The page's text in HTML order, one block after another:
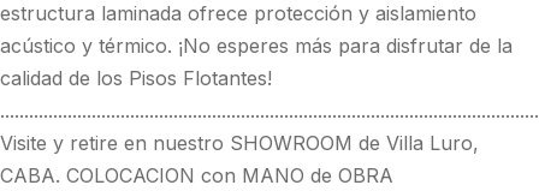
estructura laminada ofrece protección y aislamiento
acústico y térmico. ¡No esperes más para disfrutar de la
calidad de los Pisos Flotantes!
Visite y retire en nuestro SHOWROOM de Villa Luro,
CABA. COLOCACION con MANO de OBRA